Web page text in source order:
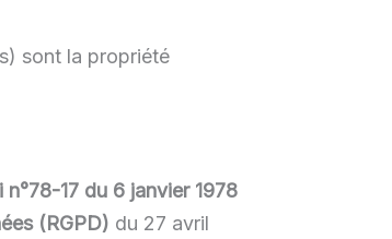
sont la propriété
n°78-17 du 6 janvier 1978
(RGPD) du 27 avril